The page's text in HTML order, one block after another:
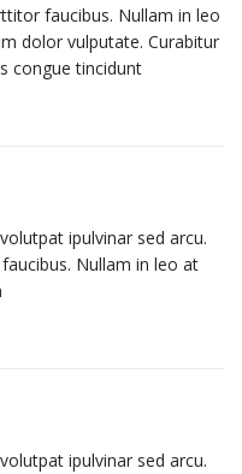
faucibus. Nullam in leo
dolor vulputate. Curabitur
congue tincidunt
ipulvinar sed arcu.
Nullam in leo at
ipulvinar sed arcu.